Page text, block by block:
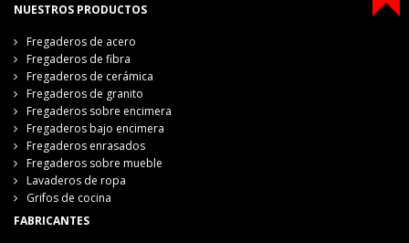
NUESTROS PRODUCTOS
Fregaderos de acero
Fregaderos de fibra
Fregaderos de cerámica
Fregaderos de granito
Fregaderos sobre encimera
Fregaderos bajo encimera
Fregaderos enrasados
Fregaderos sobre mueble
Lavaderos de ropa
Grifos de cocina
FABRICANTES